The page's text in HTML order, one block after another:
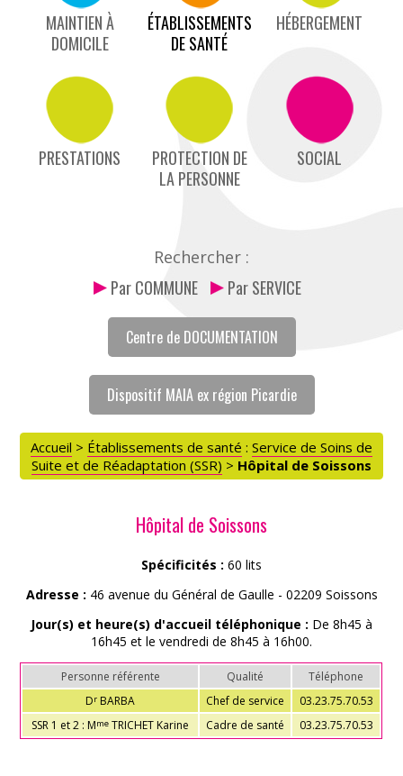
MAINTIEN À
DOMICILE
ÉTABLISSEMENTS
DE SANTÉ
HÉBERGEMENT
PRESTATIONS
PROTECTION DE
LA PERSONNE
SOCIAL
Rechercher :
Par COMMUNE Par SERVICE
Centre de DOCUMENTATION
Dispositif MAIA ex région Picardie
Accueil > Établissements de santé : Service de Soins de
Suite et de Réadaptation (SSR) > Hôpital de Soissons
Hôpital de Soissons
Spécificités : 60 lits
Adresse : 46 avenue du Général de Gaulle - 02209 Soissons
Jour(s) et heure(s) d'accueil téléphonique : De 8h45 à
16h45 et le vendredi de 8h45 à 16h00.
Personne référente Qualité
Téléphone
Dr BARBA Chef de service
03.23.75.70.53
SSR 1 et 2 : Mme TRICHET Karine Cadre de santé 03.23.75.70.53